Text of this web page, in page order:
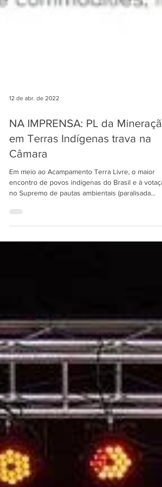
NA IMPRENSA: PL da
em Terras Indígenas trava na
Câmara
Em meio ao Acampamento Terra Livre, o maior
encontro de povos indígenas do Brasil e à